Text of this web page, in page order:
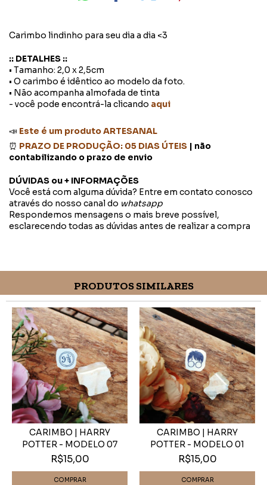
Carimbo lindinho para seu dia a dia <3
:: DETALHES ::
• Tamanho: 2,0 x 2,5cm
• O carimbo é idêntico ao modelo da foto.
• Não acompanha almofada de tinta
- você pode encontrá-la clicando aqui
📣 Este é um produto ARTESANAL
⏰ PRAZO DE PRODUÇÃO: 05 DIAS ÚTEIS | não
contabilizando o prazo de envio
DÚVIDAS ou + INFORMAÇÕES
Você está com alguma dúvida? Entre em contato conosco
através do nosso canal do whatsapp
Respondemos mensagens o mais breve possível,
esclarecendo todas as dúvidas antes de realizar a compra
PRODUTOS SIMILARES
CARIMBO | HARRY
POTTER - MODELO 07
R$15,00
CARIMBO | HARRY
POTTER - MODELO 01
R$15,00